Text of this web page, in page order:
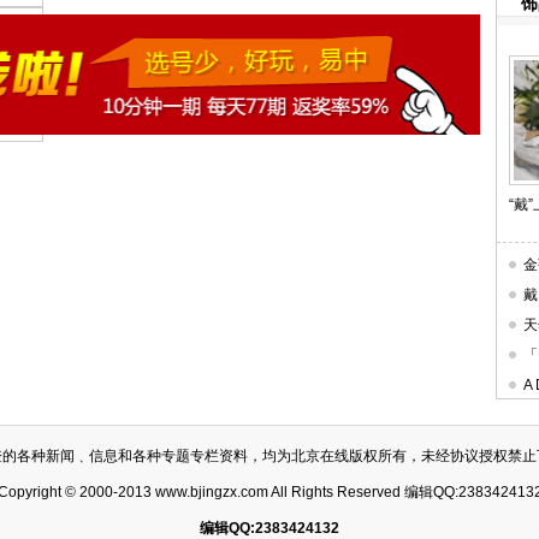
“戴
A
各种新闻﹑信息和各种专题专栏资料，均为北京在线版权所有，未经协议授权禁
© 2000-2013 www.bjingzx.com All Rights Reserved 编辑
编辑QQ:2383424132